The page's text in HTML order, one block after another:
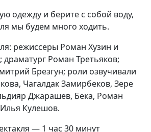
одежду и берите с собой воду,
мы будем много ходить.
режиссеры Роман Хузин и
драматург Роман Третьяков;
Брезгун; роли озвучивали
Чагалдак Замирбеков, Зере
Джарашев, Бека, Роман
Кулешов.
— 1 час 30 минут